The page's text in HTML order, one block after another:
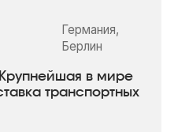
Крупнейшая в мире
транспортных
Германия,
Берлин